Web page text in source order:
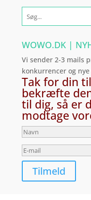
efter:
WOWO.DK |
Vi sender 2-3 mails
konkurrencer og
Tak for din
bekræfte
til dig, så er
modtage
Tilmeld